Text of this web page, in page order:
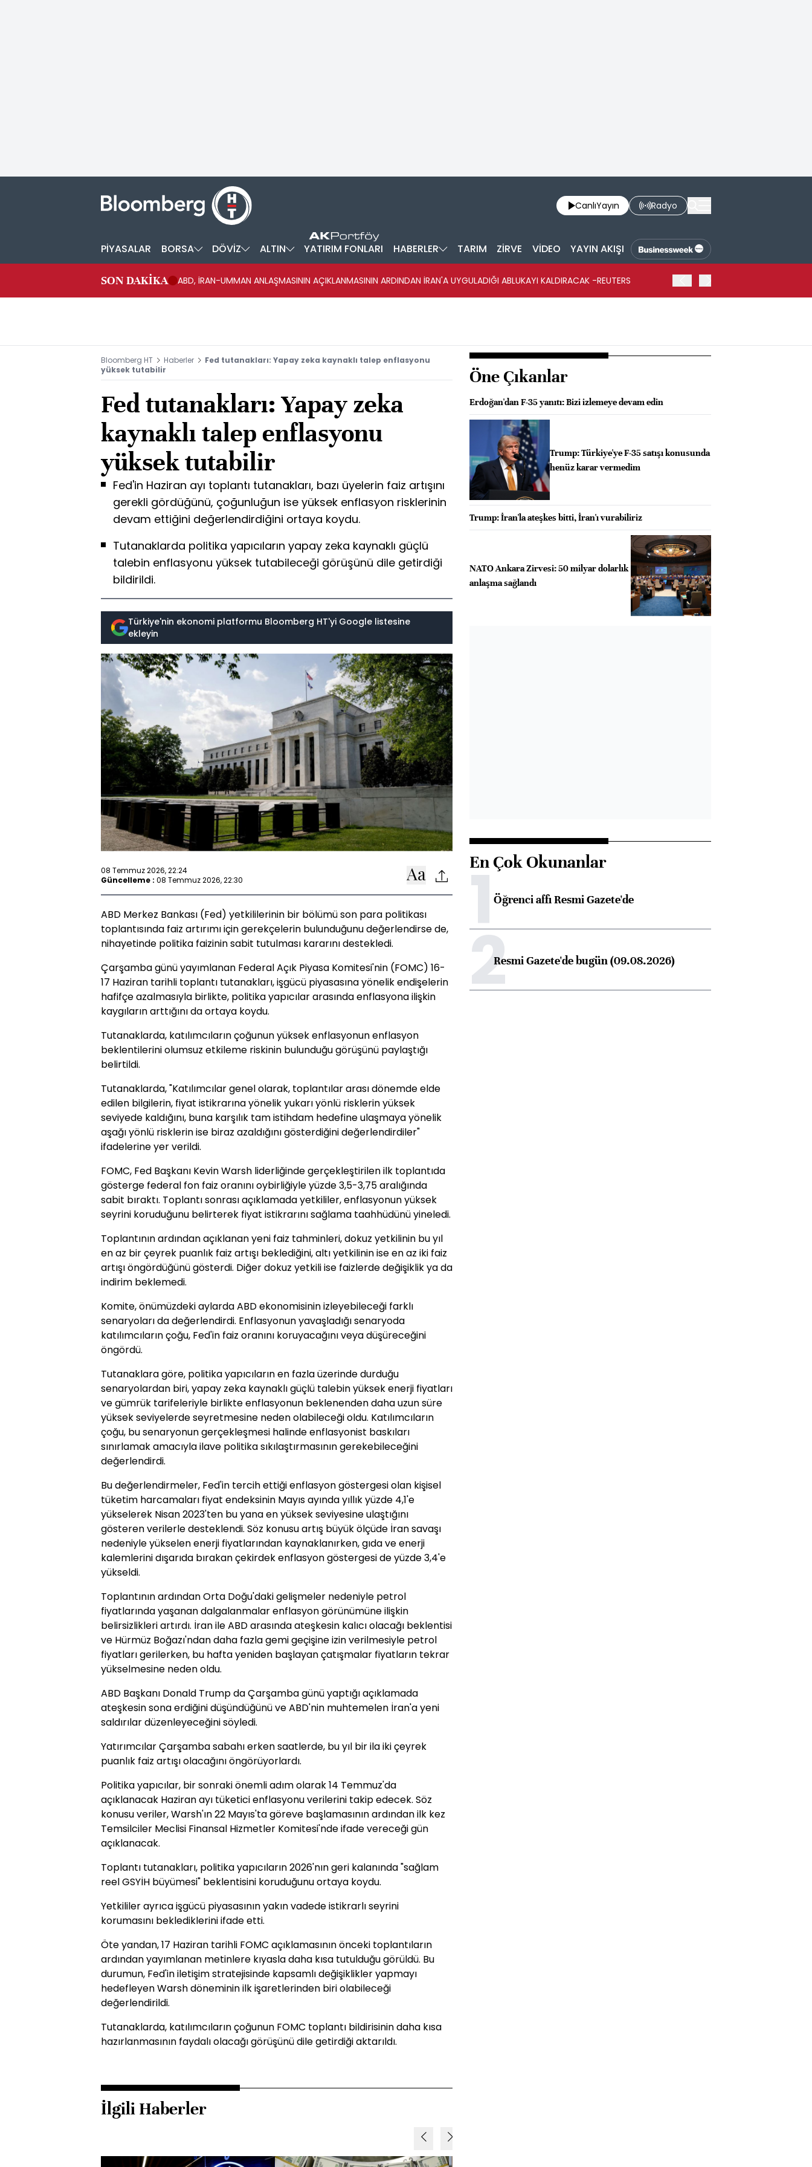
CanlıYayın Radyo
PİYASALAR BORSA DÖVİZ ALTIN YATIRIM FONLARI HABERLER TARIM ZİRVE VİDEO YAYIN AKIŞI
SON DAKİKA ABD, İRAN-UMMAN ANLAŞMASININ AÇIKLANMASININ ARDINDAN İRAN'A UYGULADIĞI ABLUKAYI KALDIRACAK -REUTERS
Bloomberg HT Haberler
Fed tutanakları: Yapay zeka kaynaklı talep enflasyonu
yüksek tutabilir
Fed tutanakları: Yapay zeka
kaynaklı talep enflasyonu
yüksek tutabilir
Fed'in Haziran ayı toplantı tutanakları, bazı üyelerin faiz artışını
gerekli gördüğünü, çoğunluğun ise yüksek enflasyon risklerinin
devam ettiğini değerlendirdiğini ortaya koydu.
Tutanaklarda politika yapıcıların yapay zeka kaynaklı güçlü
talebin enflasyonu yüksek tutabileceği görüşünü dile getirdiği
bildirildi.
Türkiye'nin ekonomi platformu Bloomberg HT'yi Google listesine
ekleyin
08 Temmuz 2026, 22:24
Güncelleme : 08 Temmuz 2026, 22:30
ABD Merkez Bankası (Fed) yetkililerinin bir bölümü son para politikası
toplantısında faiz artırımı için gerekçelerin bulunduğunu değerlendirse de,
nihayetinde politika faizinin sabit tutulması kararını destekledi.
Çarşamba günü yayımlanan Federal Açık Piyasa Komitesi'nin (FOMC) 16-
17 Haziran tarihli toplantı tutanakları, işgücü piyasasına yönelik endişelerin
hafifçe azalmasıyla birlikte, politika yapıcılar arasında enflasyona ilişkin
kaygıların arttığını da ortaya koydu.
Tutanaklarda, katılımcıların çoğunun yüksek enflasyonun enflasyon
beklentilerini olumsuz etkileme riskinin bulunduğu görüşünü paylaştığı
belirtildi.
Tutanaklarda, "Katılımcılar genel olarak, toplantılar arası dönemde elde
edilen bilgilerin, fiyat istikrarına yönelik yukarı yönlü risklerin yüksek
seviyede kaldığını, buna karşılık tam istihdam hedefine ulaşmaya yönelik
aşağı yönlü risklerin ise biraz azaldığını gösterdiğini değerlendirdiler"
ifadelerine yer verildi.
FOMC, Fed Başkanı Kevin Warsh liderliğinde gerçekleştirilen ilk toplantıda
gösterge federal fon faiz oranını oybirliğiyle yüzde 3,5-3,75 aralığında
sabit bıraktı. Toplantı sonrası açıklamada yetkililer, enflasyonun yüksek
seyrini koruduğunu belirterek fiyat istikrarını sağlama taahhüdünü yineledi.
Toplantının ardından açıklanan yeni faiz tahminleri, dokuz yetkilinin bu yıl
en az bir çeyrek puanlık faiz artışı beklediğini, altı yetkilinin ise en az iki faiz
artışı öngördüğünü gösterdi. Diğer dokuz yetkili ise faizlerde değişiklik ya da
indirim beklemedi.
Komite, önümüzdeki aylarda ABD ekonomisinin izleyebileceği farklı
senaryoları da değerlendirdi. Enflasyonun yavaşladığı senaryoda
katılımcıların çoğu, Fed'in faiz oranını koruyacağını veya düşüreceğini
öngördü.
Tutanaklara göre, politika yapıcıların en fazla üzerinde durduğu
senaryolardan biri, yapay zeka kaynaklı güçlü talebin yüksek enerji fiyatları
ve gümrük tarifeleriyle birlikte enflasyonun beklenenden daha uzun süre
yüksek seviyelerde seyretmesine neden olabileceği oldu. Katılımcıların
çoğu, bu senaryonun gerçekleşmesi halinde enflasyonist baskıları
sınırlamak amacıyla ilave politika sıkılaştırmasının gerekebileceğini
değerlendirdi.
Bu değerlendirmeler, Fed'in tercih ettiği enflasyon göstergesi olan kişisel
tüketim harcamaları fiyat endeksinin Mayıs ayında yıllık yüzde 4,1'e
yükselerek Nisan 2023'ten bu yana en yüksek seviyesine ulaştığını
gösteren verilerle desteklendi. Söz konusu artış büyük ölçüde İran savaşı
nedeniyle yükselen enerji fiyatlarından kaynaklanırken, gıda ve enerji
kalemlerini dışarıda bırakan çekirdek enflasyon göstergesi de yüzde 3,4'e
yükseldi.
Toplantının ardından Orta Doğu'daki gelişmeler nedeniyle petrol
fiyatlarında yaşanan dalgalanmalar enflasyon görünümüne ilişkin
belirsizlikleri artırdı. İran ile ABD arasında ateşkesin kalıcı olacağı beklentisi
ve Hürmüz Boğazı'ndan daha fazla gemi geçişine izin verilmesiyle petrol
fiyatları gerilerken, bu hafta yeniden başlayan çatışmalar fiyatların tekrar
yükselmesine neden oldu.
ABD Başkanı Donald Trump da Çarşamba günü yaptığı açıklamada
ateşkesin sona erdiğini düşündüğünü ve ABD'nin muhtemelen İran'a yeni
saldırılar düzenleyeceğini söyledi.
Yatırımcılar Çarşamba sabahı erken saatlerde, bu yıl bir ila iki çeyrek
puanlık faiz artışı olacağını öngörüyorlardı.
Politika yapıcılar, bir sonraki önemli adım olarak 14 Temmuz'da
açıklanacak Haziran ayı tüketici enflasyonu verilerini takip edecek. Söz
konusu veriler, Warsh'ın 22 Mayıs'ta göreve başlamasının ardından ilk kez
Temsilciler Meclisi Finansal Hizmetler Komitesi'nde ifade vereceği gün
açıklanacak.
Toplantı tutanakları, politika yapıcıların 2026'nın geri kalanında "sağlam
reel GSYİH büyümesi" beklentisini koruduğunu ortaya koydu.
Yetkililer ayrıca işgücü piyasasının yakın vadede istikrarlı seyrini
korumasını beklediklerini ifade etti.
Öte yandan, 17 Haziran tarihli FOMC açıklamasının önceki toplantıların
ardından yayımlanan metinlere kıyasla daha kısa tutulduğu görüldü. Bu
durumun, Fed'in iletişim stratejisinde kapsamlı değişiklikler yapmayı
hedefleyen Warsh döneminin ilk işaretlerinden biri olabileceği
değerlendirildi.
Tutanaklarda, katılımcıların çoğunun FOMC toplantı bildirisinin daha kısa
hazırlanmasının faydalı olacağı görüşünü dile getirdiği aktarıldı.
İlgili Haberler
Öne Çıkanlar
Erdoğan'dan F-35 yanıtı: Bizi izlemeye devam edin
Trump: Türkiye'ye F-35 satışı konusunda
henüz karar vermedim
Trump: İran'la ateşkes bitti, İran'ı vurabiliriz
NATO Ankara Zirvesi: 50 milyar dolarlık
anlaşma sağlandı
En Çok Okunanlar
1Öğrenci affı Resmi Gazete'de
2Resmi Gazete'de bugün (09.08.2026)